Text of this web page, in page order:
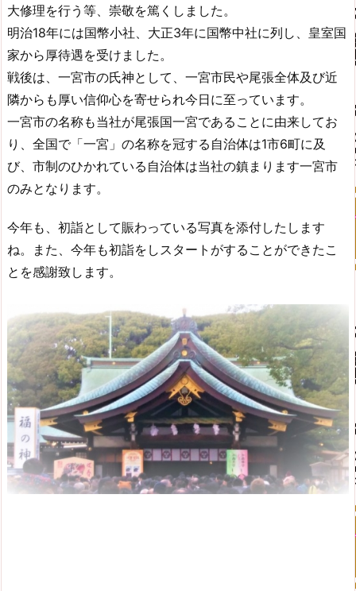
大修理を行う等、崇敬を篤くしました。
明治18年には国幣小社、大正3年に国幣中社に列し、皇室国
家から厚待遇を受けました。
戦後は、一宮市の氏神として、一宮市民や尾張全体及び近
隣からも厚い信仰心を寄せられ今日に至っています。
一宮市の名称も当社が尾張国一宮であることに由来してお
り、全国で「一宮」の名称を冠する自治体は1市6町に及
び、市制のひかれている自治体は当社の鎮まります一宮市
のみとなります。
今年も、初詣として賑わっている写真を添付したします
ね。また、今年も初詣をしスタートがすることができたこ
とを感謝致します。